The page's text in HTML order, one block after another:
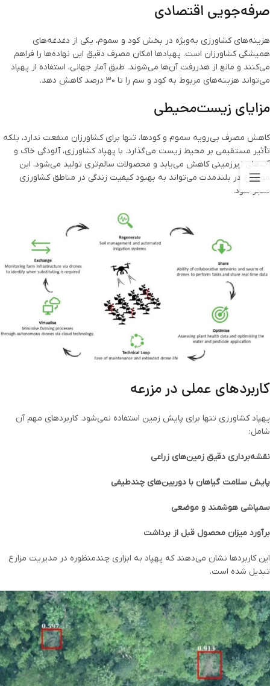
صرفه‌جویی اقتصادی
هزینه‌های کشاورزی به‌ویژه در بخش کود و سموم، یکی از دغدغه‌های
همیشگی کشاورزان است. پهپادها امکان مصرف دقیق این نهاده‌ها را فراهم
می‌کنند و مانع از هدررفت آن‌ها می‌شوند. طبق آمار جهانی، استفاده از پهپاد
می‌تواند هزینه‌های مربوط به کود و سم را تا ۳۰ درصد کاهش دهد.
مزایای زیست‌محیطی
کاهش مصرف بی‌رویه سموم و کودها، تنها برای کشاورزان منفعت ندارد، بلکه
تأثیر مستقیمی بر محیط زیست می‌گذارد. با پهپاد کشاورزی، آلودگی خاک و
آب‌های زیرزمینی کاهش می‌یابد و محصولات سالم‌تری تولید می‌شود. این
موضوع در بلندمدت می‌تواند به بهبود کیفیت زندگی در مناطق کشاورزی
منجر شود.
کاربردهای عملی در مزرعه
پهپاد کشاورزی تنها برای پایش زمین استفاده نمی‌شود. کاربردهای مهم آن
شامل:
نقشه‌برداری دقیق زمین‌های زراعی
پایش سلامت گیاهان با دوربین‌های چندطیفی
سمپاشی هوشمند و موضعی
برآورد میزان محصول قبل از برداشت
این کاربردها نشان می‌دهند که پهپاد به ابزاری چندمنظوره در مدیریت مزارع
تبدیل شده است.